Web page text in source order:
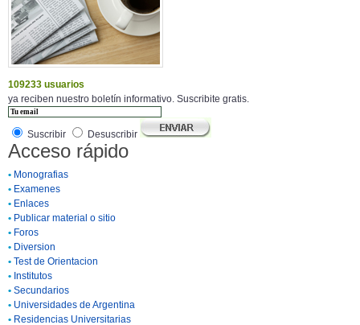
109233 usuarios
ya reciben nuestro boletín informativo. Suscribite gratis.
Suscribir Desuscribir
Acceso rápido
• Monografias
• Examenes
• Enlaces
• Publicar material o sitio
• Foros
• Diversion
• Test de Orientacion
• Institutos
• Secundarios
• Universidades de Argentina
• Residencias Universitarias